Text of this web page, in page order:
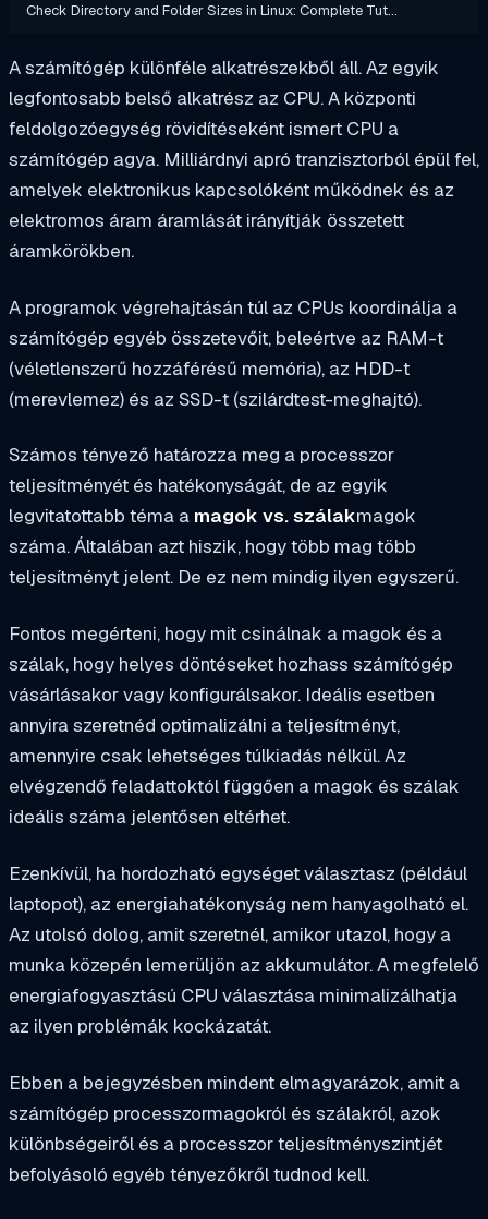
Check Directory and Folder Sizes in Linux: Complete Tut…
A számítógép különféle alkatrészekből áll. Az egyik
legfontosabb belső alkatrész az CPU. A központi
feldolgozóegység rövidítéseként ismert CPU a
számítógép agya. Milliárdnyi apró tranzisztorból épül fel,
amelyek elektronikus kapcsolóként működnek és az
elektromos áram áramlását irányítják összetett
áramkörökben.
A programok végrehajtásán túl az CPUs koordinálja a
számítógép egyéb összetevőit, beleértve az RAM-t
(véletlenszerű hozzáférésű memória), az HDD-t
(merevlemez) és az SSD-t (szilárdtest-meghajtó).
Számos tényező határozza meg a processzor
teljesítményét és hatékonyságát, de az egyik
legvitatottabb téma a magok vs. szálakmagok
száma. Általában azt hiszik, hogy több mag több
teljesítményt jelent. De ez nem mindig ilyen egyszerű.
Fontos megérteni, hogy mit csinálnak a magok és a
szálak, hogy helyes döntéseket hozhass számítógép
vásárlásakor vagy konfigurálsakor. Ideális esetben
annyira szeretnéd optimalizálni a teljesítményt,
amennyire csak lehetséges túlkiadás nélkül. Az
elvégzendő feladattoktól függően a magok és szálak
ideális száma jelentősen eltérhet.
Ezenkívül, ha hordozható egységet választasz (például
laptopot), az energiahatékonyság nem hanyagolható el.
Az utolsó dolog, amit szeretnél, amikor utazol, hogy a
munka közepén lemerüljön az akkumulátor. A megfelelő
energiafogyasztású CPU választása minimalizálhatja
az ilyen problémák kockázatát.
Ebben a bejegyzésben mindent elmagyarázok, amit a
számítógép processzormagokról és szálakról, azok
különbségeiről és a processzor teljesítményszintjét
befolyásoló egyéb tényezőkről tudnod kell.